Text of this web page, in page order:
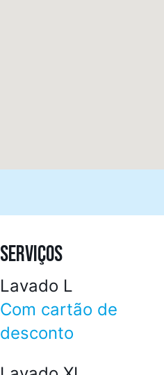
SERVIÇOS
Lavado L
Com cartão de
desconto